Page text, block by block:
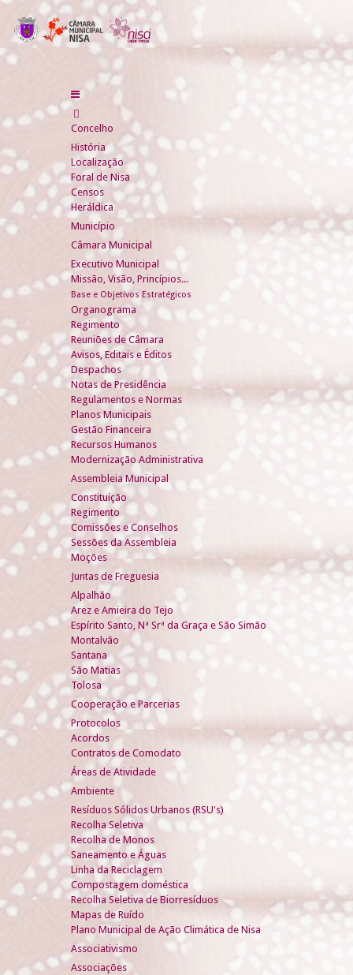
Concelho
História
Localização
Foral de Nisa
Censos
Heráldica
Município
Câmara Municipal
Executivo Municipal
Missão, Visão, Princípios...
Base e Objetivos Estratégicos
Organograma
Regimento
Reuniões de Câmara
Avisos, Editais e Éditos
Despachos
Notas de Presidência
Regulamentos e Normas
Planos Municipais
Gestão Financeira
Recursos Humanos
Modernização Administrativa
Assembleia Municipal
Constituição
Regimento
Comissões e Conselhos
Sessões da Assembleia
Moções
Juntas de Freguesia
Alpalhão
Arez e Amieira do Tejo
Espírito Santo, Nª Srª da Graça e São Simão
Montalvão
Santana
São Matias
Tolosa
Cooperação e Parcerias
Protocolos
Acordos
Contratos de Comodato
Áreas de Atividade
Ambiente
Resíduos Sólidos Urbanos (RSU's)
Recolha Seletiva
Recolha de Monos
Saneamento e Águas
Linha da Reciclagem
Compostagem doméstica
Recolha Seletiva de Biorresíduos
Mapas de Ruído
Plano Municipal de Ação Climática de Nisa
Associativismo
Associações